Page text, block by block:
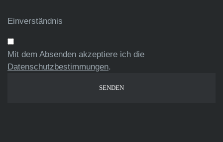
Einverständnis
Mit dem Absenden akzeptiere ich die
Datenschutzbestimmungen.